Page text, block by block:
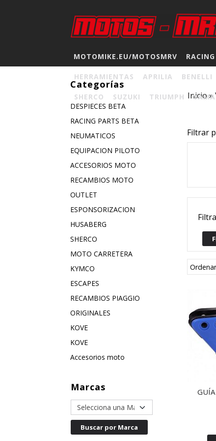
MOTOMIKE.EU/MOTOSMRV
HERRAMIENTAS APRILIA BENELLI
SHERCO SUZUKI TRIUMPH
Categorías
DESPIECES BETA
RACING PARTS BETA
NEUMATICOS
EQUIPACION PILOTO
ACCESORIOS MOTO
RECAMBIOS MOTO
OUTLET
ESPONSORIZACION
HUSABERG
SHERCO
MOTO CARRETERA
KYMCO
ESCAPES
RECAMBIOS PIAGGIO
ORIGINALES
KOVE
KOVE
Accesorios moto
Marcas
Inicio»
Filtrar